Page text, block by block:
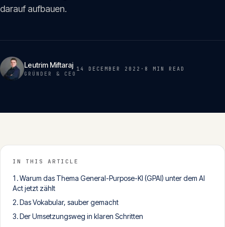
Insights
Glossar
Get in touch
darauf aufbauen.
Leutrim Miftaraj
GRÜNDER & CEO
14 DECEMBER 2022 · 8 MIN READ
IN THIS ARTICLE
Warum das Thema General-Purpose-KI (GPAI) unter dem AI
Act jetzt zählt
Das Vokabular, sauber gemacht
Der Umsetzungsweg in klaren Schritten